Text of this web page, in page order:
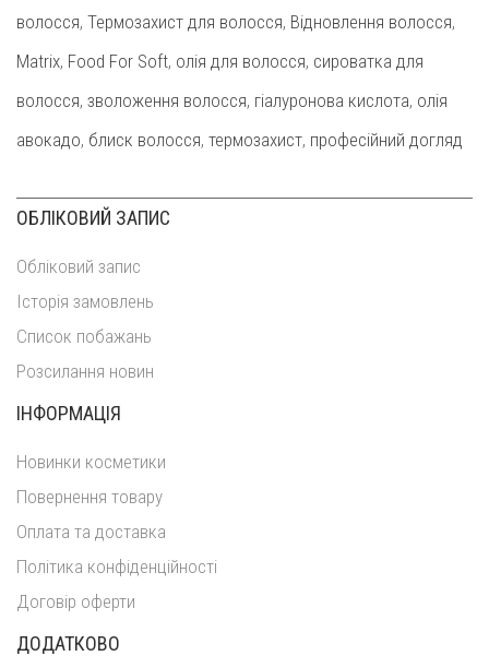
волосся, Термозахист для волосся, Відновлення волосся,
Matrix, Food For Soft, олія для волосся, сироватка для
волосся, зволоження волосся, гіалуронова кислота, олія
авокадо, блиск волосся, термозахист, професійний догляд
ОБЛІКОВИЙ ЗАПИС
Обліковий запис
Історія замовлень
Список побажань
Розсилання новин
ІНФОРМАЦІЯ
Новинки косметики
Повернення товару
Оплата та доставка
Політика конфіденційності
Договір оферти
ДОДАТКОВО